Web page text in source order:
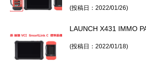
(投稿日：2022/01/26)
LAUNCH X431 IMMO
(投稿日：2022/01/18)